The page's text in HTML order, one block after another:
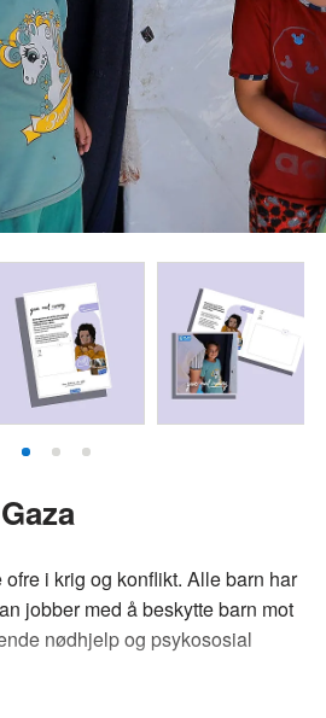
i krig og konflikt. Alle barn har
jobber med å beskytte barn mot
nødhjelp og psykososial